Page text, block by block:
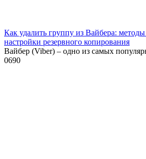
Как удалить группу из Вайбера:
настройки резервного копирования
Вайбер (Viber) – одно из самых
0690